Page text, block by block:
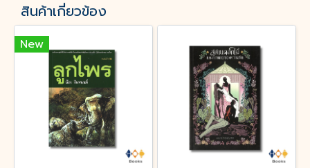
สินค้าเกี่ยวข้อง
New